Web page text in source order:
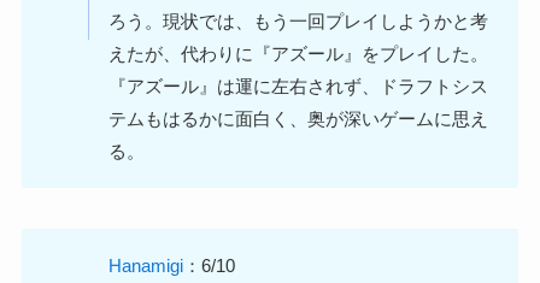
ろう。現状では、もう一回プレイしようかと考
えたが、代わりに『アズール』をプレイした。
『アズール』は運に左右されず、ドラフトシス
テムもはるかに面白く、奥が深いゲームに思え
る。
Hanamigi ：6/10